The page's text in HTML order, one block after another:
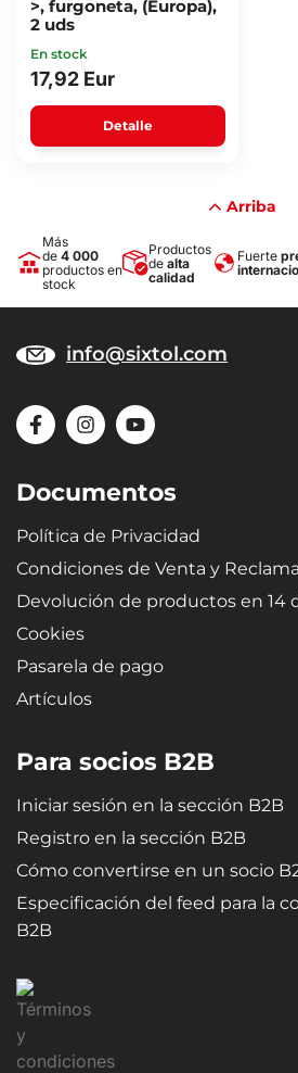
>, furgoneta, (Europa),
2 uds
En stock
17,92 Eur
Detalle
Arriba
Más
de 4 000
productos en
stock
Productos
de alta
calidad
Fuerte
info@sixtol.com
Documentos
Política de Privacidad
Condiciones de Venta y
Devolución de productos en 14
Cookies
Pasarela de pago
Artículos
Para socios B2B
Iniciar sesión en la sección B2B
Registro en la sección B2B
Cómo convertirse en un socio
Especificación del feed para la
B2B